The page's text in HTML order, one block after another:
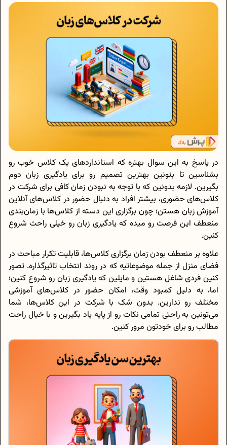
در پاسخ به این سوال بهتره که استاندارد‌های یک کلاس خوب رو
بشناسین تا بتونین بهترین تصمیم رو برای یادگیری زبان دوم
بگیرین. لازمه بدونین که با توجه به نبودن زمان کافی برای شرکت در
کلاس‌های حضوری، بیشتر افراد به دنبال حضور در کلاس‌های آنلاین
آموزش زبان هستن؛ چون برگزاری این دسته از کلاس‌ها با زمان‌بندی
منعطف این فرصت رو میده که یادگیری زبان رو خیلی راحت شروع
کنین.
علاوه بر منعطف بودن زمان برگزاری کلاس‌ها، قابلیت تکرار مباحث در
فضای منزل از جمله موضوعاتیه که در روند انتخاب تاثیرگذاره. تصور
کنین فردی شاغل هستین و مایلین که یادگیری زبان رو شروع کنین؛
اما، به دلیل کمبود وقت، امکان حضور در کلاس‌های آموزشی
مختلف رو ندارین. بدون شک با شرکت در این کلاس‌ها، شما
می‌تونین به راحتی تمامی نکات رو از پایه یاد بگیرین و با خیال راحت
مطالب رو برای خودتون مرور کنین.